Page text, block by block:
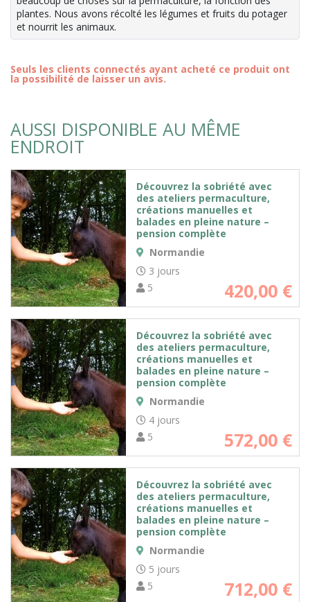
plantes. Nous avons récolté les légumes et fruits du potager
et nourrit les animaux.
Seuls les clients connectés ayant acheté ce produit ont
la possibilité de laisser un avis.
AUSSI DISPONIBLE AU MÊME
ENDROIT
Découvrez la sobriété avec
des ateliers permaculture,
créations manuelles et
balades en pleine nature –
pension complète
Normandie
3 jours
5
420,00 €
Découvrez la sobriété avec
des ateliers permaculture,
créations manuelles et
balades en pleine nature –
pension complète
Normandie
4 jours
5
572,00 €
Découvrez la sobriété avec
des ateliers permaculture,
créations manuelles et
balades en pleine nature –
pension complète
Normandie
5 jours
5
712,00 €